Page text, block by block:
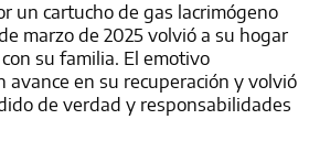
un cartucho de gas lacrimógeno
marzo de 2025 volvió a su hogar
su familia. El emotivo
avance en su recuperación y volvió
de verdad y responsabilidades